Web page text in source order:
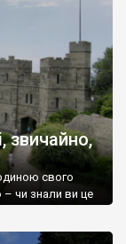
звичайно,
свого
чи знали ви це